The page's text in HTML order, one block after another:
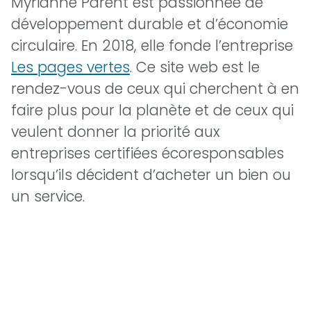
développement durable et d’économie
circulaire. En 2018, elle fonde l’entreprise
Les pages vertes. Ce site web est le
rendez-vous de ceux qui cherchent à en
faire plus pour la planète et de ceux qui
veulent donner la priorité aux
entreprises certifiées écoresponsables
lorsqu’ils décident d’acheter un bien ou
un service.